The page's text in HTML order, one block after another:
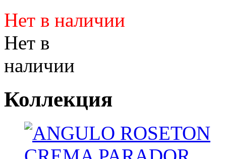
Нет в наличии
Нет в
наличии
Коллекция